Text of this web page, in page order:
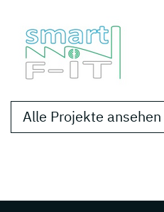
Alle Projekte ansehen